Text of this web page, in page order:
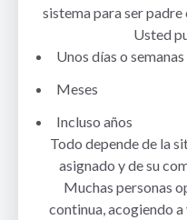
sistema para ser
Usted
Unos días o semanas
Meses
Incluso años
Todo depende de la
asignado y de su
Muchas personas
continua, acogiendo